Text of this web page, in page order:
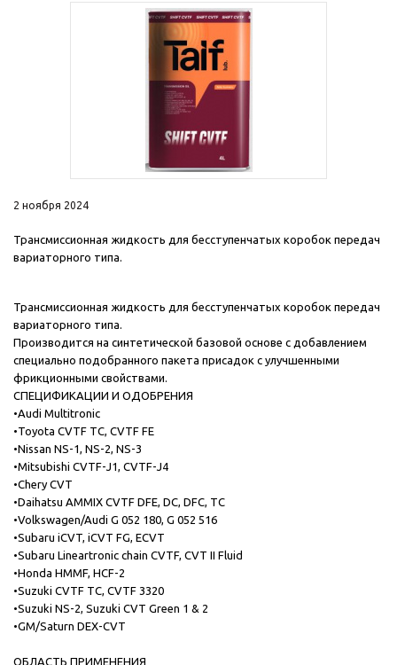
2 ноября 2024
Трансмиссионная жидкость для бесступенчатых коробок передач
вариаторного типа.
Трансмиссионная жидкость для бесступенчатых коробок передач
вариаторного типа.
Производится на синтетической базовой основе с добавлением
специально подобранного пакета присадок с улучшенными
фрикционными свойствами.
СПЕЦИФИКАЦИИ И ОДОБРЕНИЯ
•Audi Multitronic
•Toyota CVTF TC, CVTF FE
•Nissan NS-1, NS-2, NS-3
•Mitsubishi CVTF-J1, CVTF-J4
•Chery CVT
•Daihatsu AMMIX CVTF DFE, DC, DFC, TC
•Volkswagen/Audi G 052 180, G 052 516
•Subaru iCVT, iCVT FG, ECVT
•Subaru Lineartronic chain CVTF, CVT II Fluid
•Honda HMMF, HCF-2
•Suzuki CVTF TC, CVTF 3320
•Suzuki NS-2, Suzuki CVT Green 1 & 2
•GM/Saturn DEX-CVT
ОБЛАСТЬ ПРИМЕНЕНИЯ